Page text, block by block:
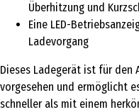
Überhitzung und
Eine LED-
Ladevorgang
Dieses Ladegerät ist für den
vorgesehen und ermöglicht
schneller als mit einem